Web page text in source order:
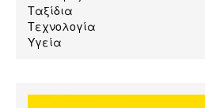
Ταξίδια
Τεχνολογία
Υγεία